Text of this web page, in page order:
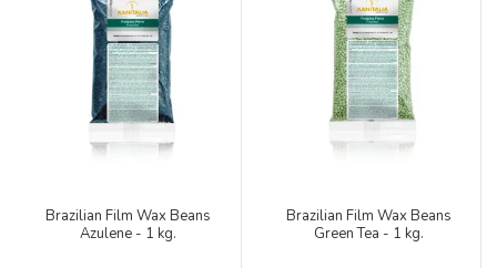
Brazilian Film Wax Beans
Azulene - 1 kg.
Brazilian Film Wax Beans
Green Tea - 1 kg.